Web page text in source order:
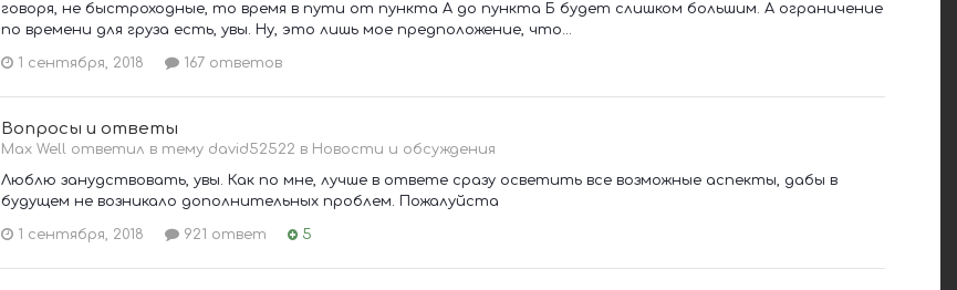
говоря, не быстроходные, то время в пути от пункта А до пункта Б будет слишком большим. А ограничение
по времени для груза есть, увы. Ну, это лишь мое предположение, что...
1 сентября, 2018 167 ответов
Вопросы и ответы
Max Well ответил в тему david52522 в Новости и обсуждения
Люблю занудствовать, увы. Как по мне, лучше в ответе сразу осветить все возможные аспекты, дабы в
будущем не возникало дополнительных проблем. Пожалуйста
1 сентября, 2018 921 ответ 5